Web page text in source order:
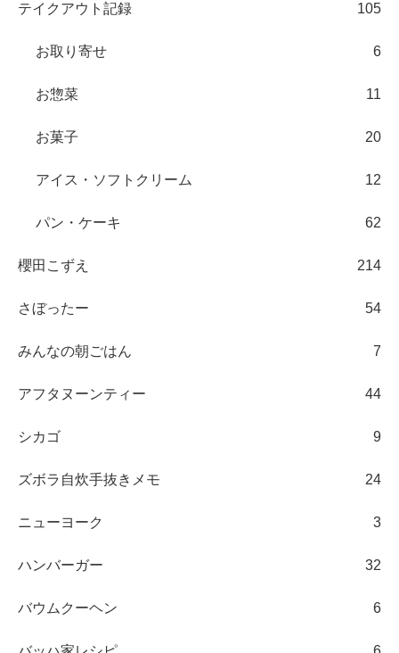
テイクアウト記録 105
お取り寄せ 6
お惣菜 11
お菓子 20
アイス・ソフトクリーム 12
パン・ケーキ 62
櫻田こずえ 214
さぼったー 54
みんなの朝ごはん 7
アフタヌーンティー 44
シカゴ 9
ズボラ自炊手抜きメモ 24
ニューヨーク 3
ハンバーガー 32
バウムクーヘン 6